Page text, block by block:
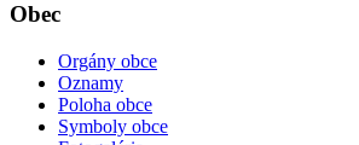
Obec
Orgány obce
Oznamy
Poloha obce
Symboly obce